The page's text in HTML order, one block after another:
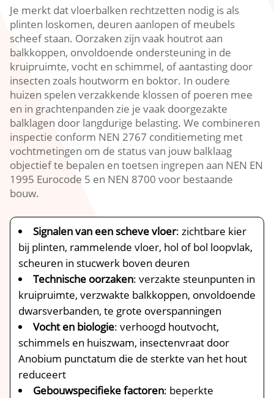
Je merkt dat vloerbalken rechtzetten nodig is als
plinten loskomen, deuren aanlopen of meubels
scheef staan.​ Oorzaken zijn vaak houtrot aan
balkkoppen, onvoldoende ondersteuning in de
kruipruimte, vocht en schimmel, of aantasting door
insecten zoals houtworm en boktor.​ In oudere
huizen spelen verzakkende klossen of poeren mee
en in grachtenpanden zie je vaak doorgezakte
balklagen door langdurige belasting.​ We combineren
inspectie conform NEN 2767 conditiemeting met
vochtmetingen om de status van jouw balklaag
objectief te bepalen en toetsen ingrepen aan NEN EN
1995 Eurocode 5 en NEN 8700 voor bestaande
bouw.​
Signalen van een scheve vloer: zichtbare kier
bij plinten, rammelende vloer, hol of bol loopvlak,
scheuren in stucwerk boven deuren
Technische oorzaken: verzakte steunpunten in
kruipruimte, verzwakte balkkoppen, onvoldoende
dwarsverbanden, te grote overspanningen
Vocht en biologie: verhoogd houtvocht,
schimmels en huiszwam, insectenvraat door
Anobium punctatum die de sterkte van het hout
reduceert
Gebouwspecifieke factoren: beperkte